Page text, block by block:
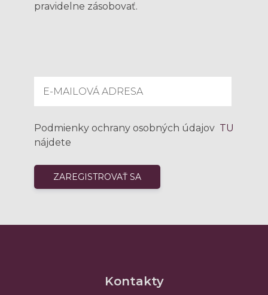
pravidelne zásobovať.
Podmienky ochrany osobných údajov
nájdete
TU
Kontakty